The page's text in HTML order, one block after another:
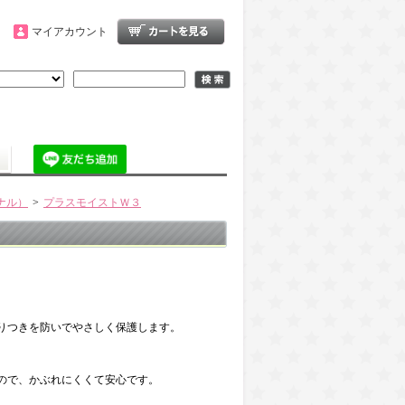
マイアカウント
） > プラスモイストＷ３
きを防いでやさしく保護します。
、かぶれにくくて安心です。